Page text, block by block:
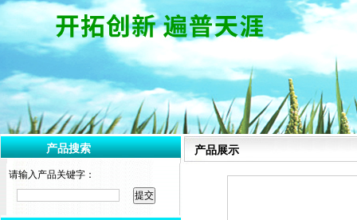
产品搜索
请输入产品关键字：
产品展示